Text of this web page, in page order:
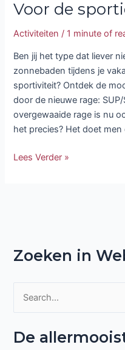
Voor de
Activiteiten / 1 minute of
Ben jij het type dat liever
zonnebaden tijdens je
sportiviteit? Ontdek de
door de nieuwe rage:
overgewaaide rage is nu
het precies? Het doet
Lees Verder »
Zoeken in
e
De